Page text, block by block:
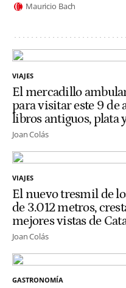
Mauricio Bach
VIAJES
El mercadillo
para visitar este 9 de
libros antiguos, plata
Joan Colás
VIAJES
El nuevo tresmil de
de 3.012 metros,
mejores vistas de
Joan Colás
GASTRONOMÍA